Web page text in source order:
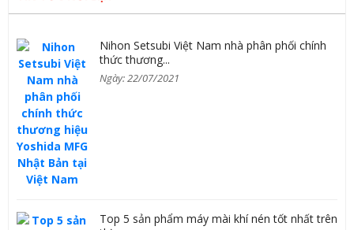
Nihon Setsubi Việt Nam nhà phân phối chính
thức thương...
Ngày: 22/07/2021
Top 5 sản phẩm máy mài khí nén tốt nhất trên